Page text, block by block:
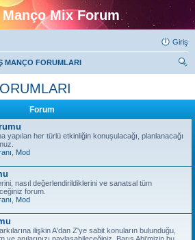
Manço Mix Forum
Giriş
MANÇO FORUMLARI
Forum
yapılan her türlü etkinliğin konuşulacağı, planlanacağı
Mod
nasıl değerlendirildiklerini ve sanatsal tüm
forum.
Mod
ilişkin A'dan Z'ye sabit konuların bulunduğu,